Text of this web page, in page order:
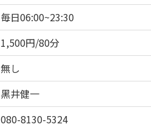
毎日06:00~23:30
1,500円/80分
無し
黑井健一
080-8130-5324